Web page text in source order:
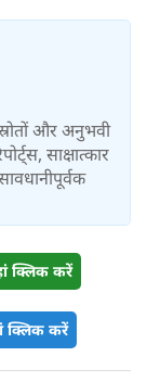
और अनुभवी
साक्षात्कार
क्लिक करें
क्लिक करें